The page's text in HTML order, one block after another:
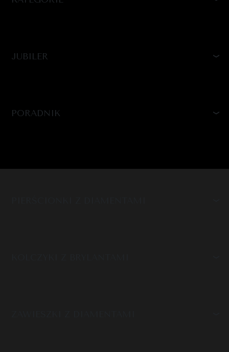
JUBILER
PORADNIK